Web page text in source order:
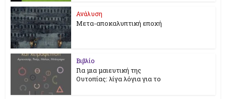
Ανάλυση
Μετα-αποκαλυπτική εποχή
Βιβλίο
Για μια μαιευτική της
Ουτοπίας: λίγα λόγια για το